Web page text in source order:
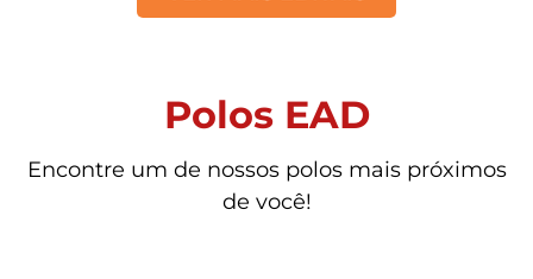
Polos EAD
Encontre um de nossos polos mais próximos
de você!